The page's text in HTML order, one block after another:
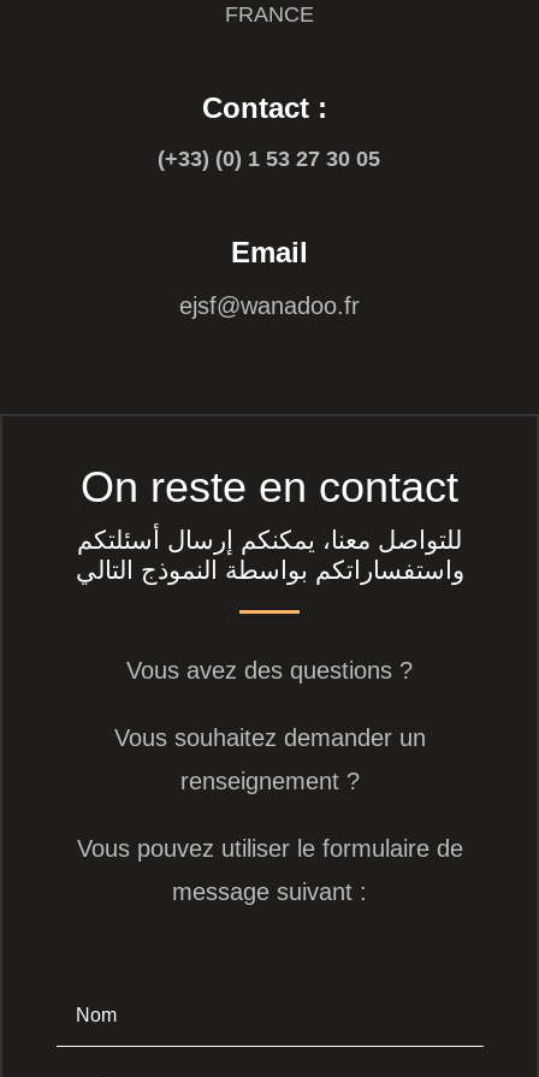
FRANCE
Contact :
(+33) (0) 1 53 27 30 05
Email
ejsf@wanadoo.fr
On reste en contact
للتواصل معنا، يمكنكم إرسال أسئلتكم
واستفساراتكم بواسطة النموذج التالي
Vous avez des questions ?
Vous souhaitez demander un
renseignement ?
Vous pouvez utiliser le formulaire de
message suivant :